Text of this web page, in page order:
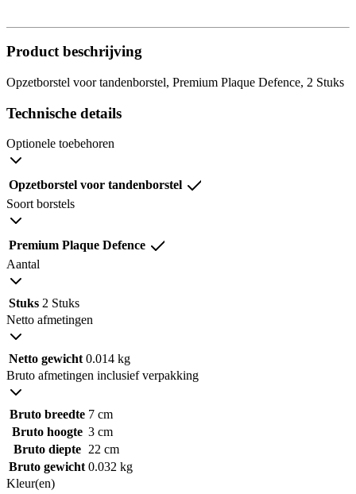
Product beschrijving
Opzetborstel voor tandenborstel, Premium Plaque Defence, 2 Stuks
Technische details
Optionele toebehoren
Opzetborstel voor tandenborstel
Soort borstels
Premium Plaque Defence
Aantal
Stuks 2 Stuks
Netto afmetingen
Netto gewicht 0.014 kg
Bruto afmetingen inclusief verpakking
Bruto breedte 7 cm
Bruto hoogte 3 cm
Bruto diepte
22 cm
Bruto gewicht 0.032 kg
Kleur(en)